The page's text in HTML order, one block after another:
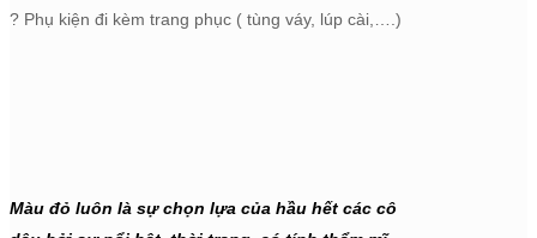
? Phụ kiện đi kèm trang phục ( tùng váy, lúp cài,….)
Màu đỏ luôn là sự chọn lựa của hầu hết các cô